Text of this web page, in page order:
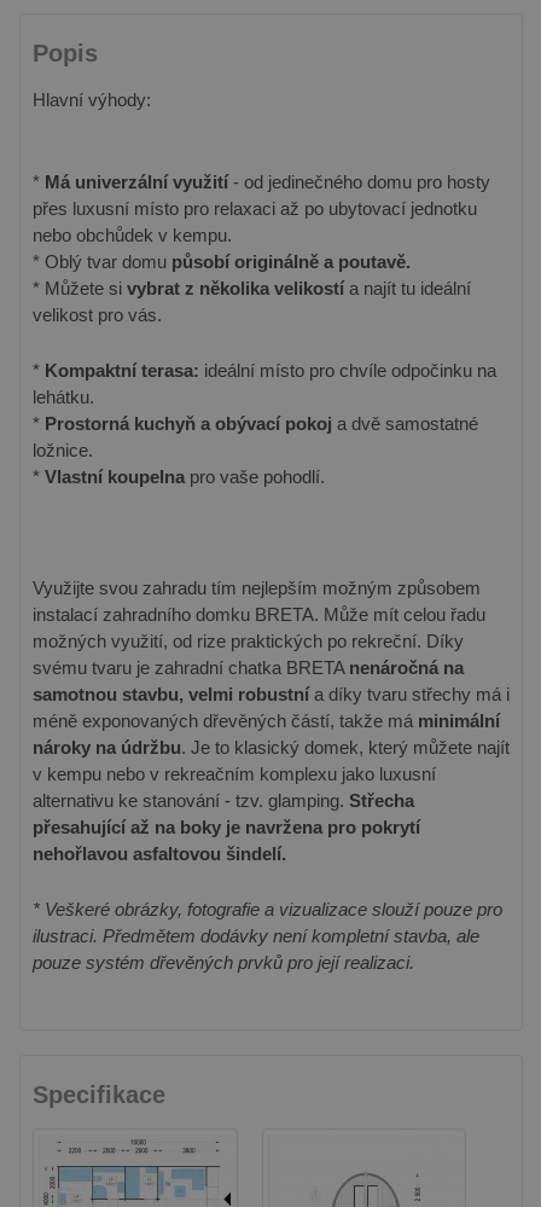
Popis
Hlavní výhody:
* Má univerzální využití- od jedinečného domu pro hosty
přes luxusní místo pro relaxaci až po ubytovací jednotku
nebo obchůdek v kempu.
* Oblý tvar domu působí originálně a poutavě.
* Můžete si vybrat z několika velikostía najít tu ideální
velikost pro vás.
* Kompaktní terasa: ideální místo pro chvíle odpočinku na
lehátku.
* Prostorná kuchyň a obývací pokoj a dvě samostatné
ložnice.
* Vlastní koupelna pro vaše pohodlí.
Využijte svou zahradu tím nejlepším možným způsobem
instalací zahradního domku BRETA. Může mít celou řadu
možných využití, od rize praktických po rekreční. Díky
svému tvaru je zahradní chatka BRETA nenáročná na
samotnou stavbu, velmi robustnía díky tvaru střechy má i
méně exponovaných dřevěných částí, takže má minimální
nároky na údržbu. Je to klasický domek, který můžete najít
v kempu nebo v rekreačním komplexu jako luxusní
alternativu ke stanování - tzv. glamping. Střecha
přesahující až na boky je navržena pro pokrytí
nehořlavou asfaltovou šindelí.
* Veškeré obrázky, fotografie a vizualizace slouží pouze pro
ilustraci. Předmětem dodávky není kompletní stavba, ale
pouze systém dřevěných prvků pro její realizaci.
Specifikace